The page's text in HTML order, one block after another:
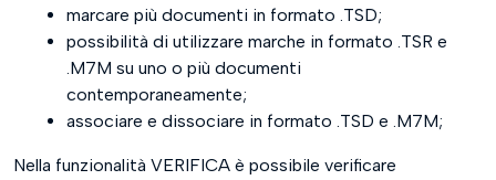
marcare più documenti in formato .TSD;
possibilità di utilizzare marche in formato .TSR e
.M7M su uno o più documenti
contemporaneamente;
associare e dissociare in formato .TSD e .M7M;
Nella funzionalità VERIFICA è possibile verificare